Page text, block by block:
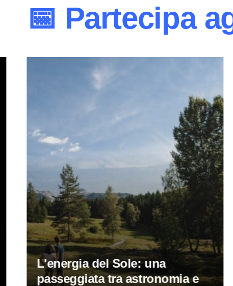
📅 Partecipa
L'energia del Sole: una
passeggiata tra astronomia e